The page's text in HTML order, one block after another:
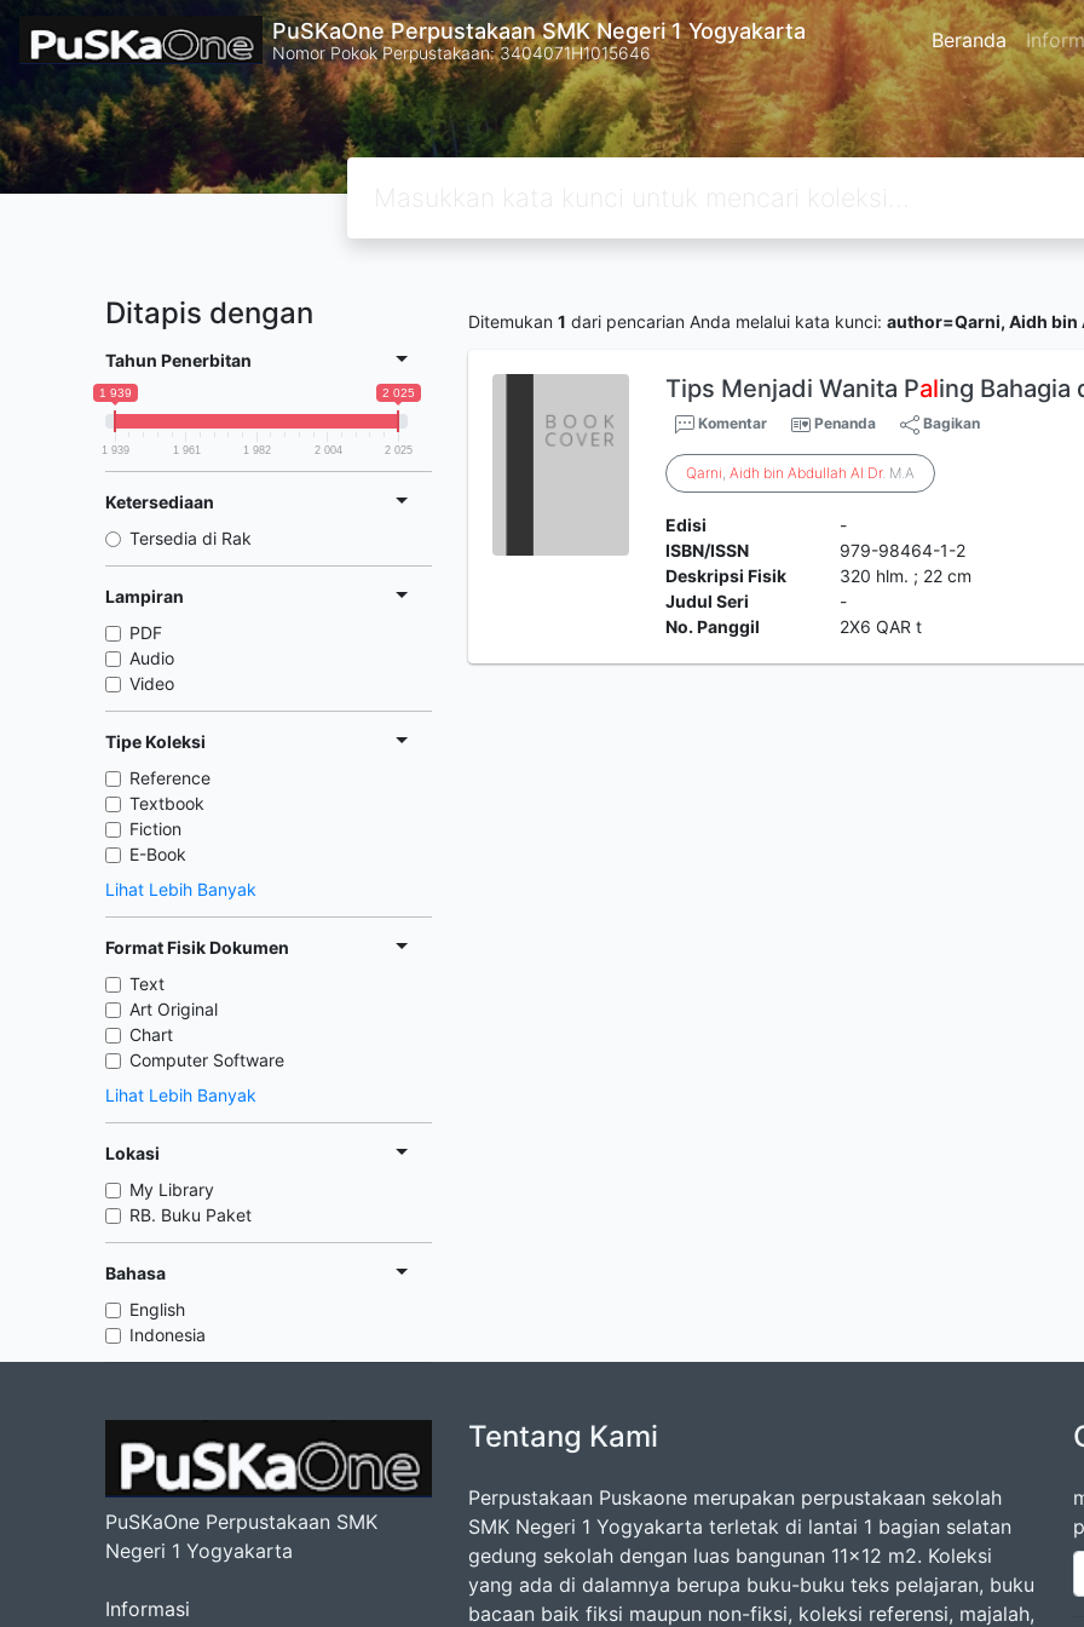
PuSKaOne Perpustakaan SMK Negeri 1 Yogyakarta
Nomor Pokok Perpustakaan: 3404071H1015646 Beranda
Ditapis dengan
Tahun Penerbitan
1 939 2 025
1 939 1 961 1 982 2 004 2 025
Ketersediaan
Tersedia di Rak
Lampiran
PDF
Audio
Video
Tipe Koleksi
Reference
Textbook
Fiction
E-Book
Lihat Lebih Banyak
Format Fisik Dokumen
Text
Art Original
Chart
Computer Software
Lihat Lebih Banyak
Lokasi
My Library
RB. Buku Paket
Bahasa
English
Indonesia
Ditemukan 1 dari pencarian Anda melalui kata kunci: author=Qarni, Aidh bin
Tips Menjadi Wanita Paling Bahagia
Komentar Penanda Bagikan
Qarni,Aidh bin Abdullah Al Dr. M.A
Edisi
-
ISBN/ISSN
979-98464-1-2
Deskripsi Fisik
320 hlm. ; 22 cm
Judul Seri
-
No. Panggil
2X6 QAR t
PuSKaOne Perpustakaan SMK
Negeri 1 Yogyakarta
Informasi
Tentang Kami
Perpustakaan Puskaone merupakan perpustakaan sekolah
SMK Negeri 1 Yogyakarta terletak di lantai 1 bagian selatan
gedung sekolah dengan luas bangunan 11x12 m2. Koleksi
yang ada di dalamnya berupa buku-buku teks pelajaran, buku
bacaan baik fiksi maupun non-fiksi, koleksi referensi, majalah,